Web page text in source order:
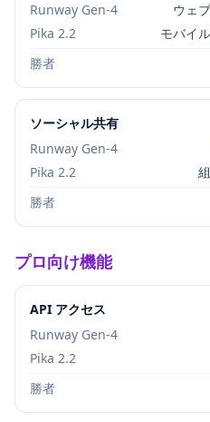
Runway Gen-4
ウェ
Pika 2.2
モバイ
勝者
ソーシャル共有
Runway Gen-4
Pika 2.2
勝者
プロ向け機能
API アクセス
Runway Gen-4
Pika 2.2
勝者